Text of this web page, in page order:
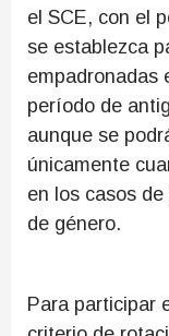
el SCE, con el
se establezca
empadronadas
período de
aunque se
únicamente
en los casos
de género.
Para participar